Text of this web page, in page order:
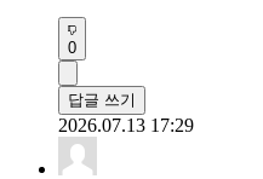
0
답글 쓰기
2026.07.13 17:29